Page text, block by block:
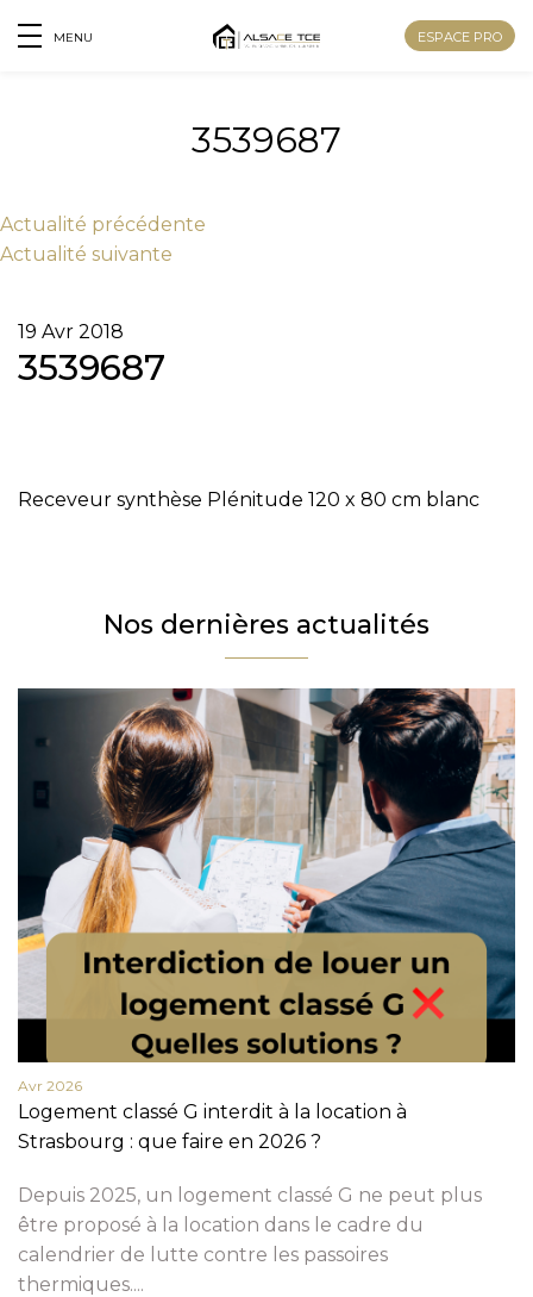
MENU ESPACE PRO
3539687
Actualité précédente
Actualité suivante
19 Avr 2018
3539687
Receveur synthèse Plénitude 120 x 80 cm blanc
Nos dernières actualités
Avr 2026
Logement classé G interdit à la location à
Strasbourg : que faire en 2026 ?
Depuis 2025, un logement classé G ne peut plus
être proposé à la location dans le cadre du
calendrier de lutte contre les passoires
thermiques....
En cochant cette case, j’accepte la politique de confidentialité de ce site.
Vérification